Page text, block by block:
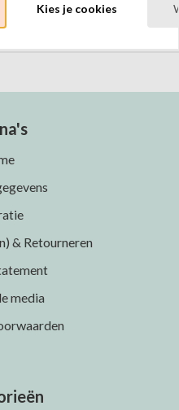
& Retourneren
media
Kies je cookies